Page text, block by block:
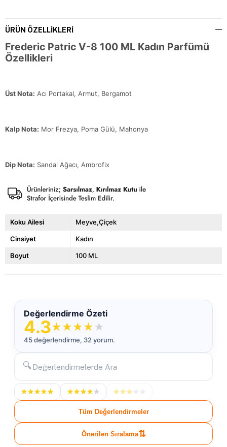
ÜRÜN ÖZELLIKLERI
Frederic Patric V-8 100 ML Kadın Parfümü
Özellikleri
Üst Nota: Acı Portakal, Armut, Bergamot
Kalp Nota: Mor Frezya, Poma Gülü, Mahonya
Dip Nota: Sandal Ağacı, Ambrofix
Koku Ailesi Meyve,Çiçek
Cinsiyet Kadın
Boyut 100 ML
Değerlendirme Özeti
4.3★★★★ ★
45 değerlendirme, 32 yorum.
🔍
★★★★★ ★★★★★ ★★★
Tüm Değerlendirmeler
Önerilen Sıralama⇅